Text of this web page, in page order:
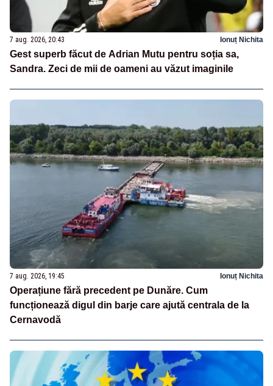
7 aug. 2026, 20:43 Ionuț Nichita
Gest superb făcut de Adrian Mutu pentru soția sa,
Sandra. Zeci de mii de oameni au văzut imaginile
7 aug. 2026, 19:45 Ionuț Nichita
Operațiune fără precedent pe Dunăre. Cum
funcționează digul din barje care ajută centrala de la
Cernavodă